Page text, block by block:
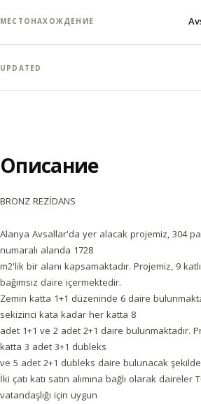
МЕСТОНАХОЖДЕНИЕ
UPDATED
Описание
BRONZ REZİDANS
Alanya Avsallar'da yer alacak projemiz, 304
numaralı alanda 1728
m2'lik bir alanı kapsamaktadır. Projemiz, 9
bağımsız daire içermektedir.
Zemin katta 1+1 düzeninde 6 daire
sekizinci kata kadar her katta 8
adet 1+1 ve 2 adet 2+1 daire bulunmaktadır.
katta 3 adet 3+1 dubleks
ve 5 adet 2+1 dubleks daire bulunacak şekilde
İki çatı katı satın alımına bağlı olarak daireler
vatandaşlığı için uygun